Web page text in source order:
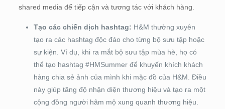
shared media để tiếp cận và tương tác với khách hàng.
Tạo các chiến dịch hashtag: H&M thường xuyên
tạo ra các hashtag độc đáo cho từng bộ sưu tập hoặc
sự kiện. Ví dụ, khi ra mắt bộ sưu tập mùa hè, họ có
thể tạo hashtag #HMSummer để khuyến khích khách
hàng chia sẻ ảnh của mình khi mặc đồ của H&M. Điều
này giúp tăng độ nhận diện thương hiệu và tạo ra một
cộng đồng người hâm mộ xung quanh thương hiệu.